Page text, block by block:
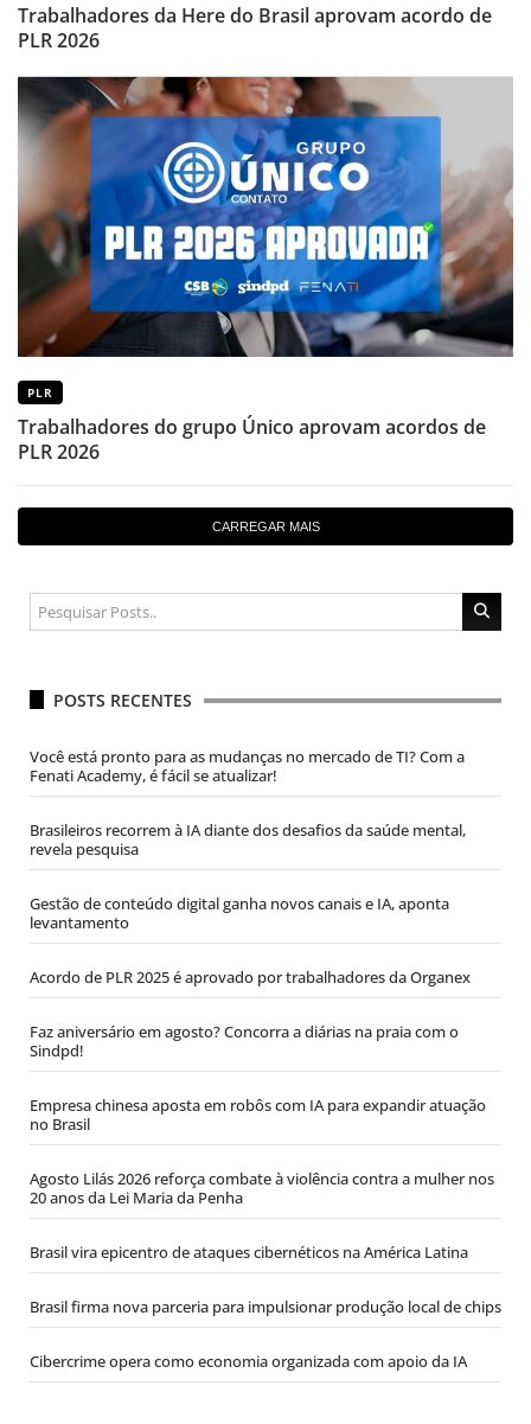
Trabalhadores da Here do Brasil aprovam acordo de
PLR 2026
PLR
Trabalhadores do grupo Único aprovam acordos de
PLR 2026
CARREGAR MAIS
POSTS RECENTES
Você está pronto para as mudanças no mercado de TI? Com a
Fenati Academy, é fácil se atualizar!
Brasileiros recorrem à IA diante dos desafios da saúde mental,
revela pesquisa
Gestão de conteúdo digital ganha novos canais e IA, aponta
levantamento
Acordo de PLR 2025 é aprovado por trabalhadores da Organex
Faz aniversário em agosto? Concorra a diárias na praia com o
Sindpd!
Empresa chinesa aposta em robôs com IA para expandir atuação
no Brasil
Agosto Lilás 2026 reforça combate à violência contra a mulher nos
20 anos da Lei Maria da Penha
Brasil vira epicentro de ataques cibernéticos na América Latina
Brasil firma nova parceria para impulsionar produção local de chips
Cibercrime opera como economia organizada com apoio da IA